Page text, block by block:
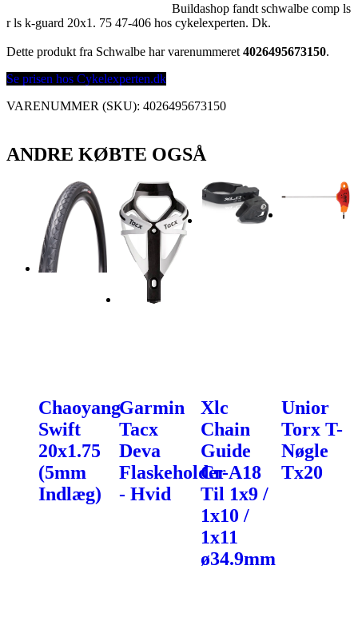
Buildashop fandt schwalbe comp ls
r ls k-guard 20x1. 75 47-406 hos cykelexperten. Dk.
Dette produkt fra Schwalbe har varenummeret 4026495673150.
Se prisen hos Cykelexperten.dk
VARENUMMER (SKU): 4026495673150
ANDRE KØBTE OGSÅ
Chaoyang
Swift
20x1.75
(5mm
Indlæg)
Garmin
Tacx
Deva
Flaskeholder
- Hvid
Xlc
Chain
Guide
Cr-A18
Til 1x9 /
1x10 /
1x11
ø34.9mm
Unior
Torx T-
Nøgle
Tx20